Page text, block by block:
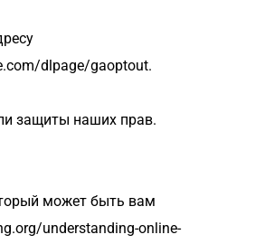
dlpage/gaoptout.
защиты наших прав.
может быть вам
understanding-online-